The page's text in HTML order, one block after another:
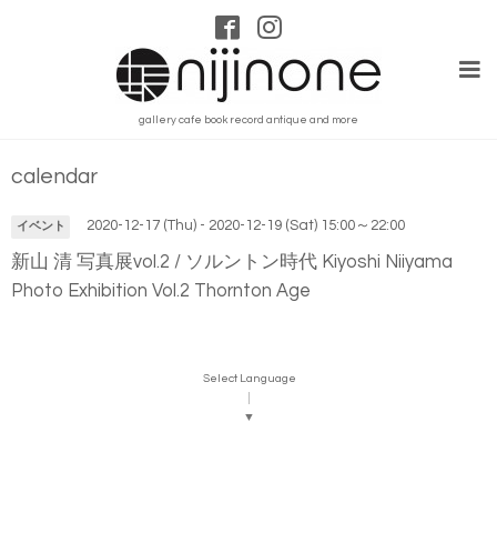
gallery cafe book record antique and more
calendar
イベント 2020-12-17 (Thu) - 2020-12-19 (Sat) 15:00～22:00
新山 清 写真展vol.2 / ソルントン時代 Kiyoshi Niiyama
Photo Exhibition Vol.2 Thornton Age
Select Language
▼